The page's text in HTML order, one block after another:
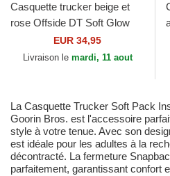
Casquette trucker beige et
rose Offside DT Soft Glow
Script New York Yankees
MLB 47 Brand
EUR 34,95
Livraison le mardi, 11 aout
La Casquette Trucker Soft Pack
Goorin Bros. est l'accessoire
style à votre tenue. Avec son
est idéale pour les adultes à la
décontracté. La fermeture
parfaitement, garantissant confort